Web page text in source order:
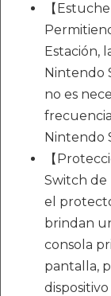
【
Estación,
Nintendo
no es
Nintendo
【
Switch de
el
brindan
consola
pantalla,